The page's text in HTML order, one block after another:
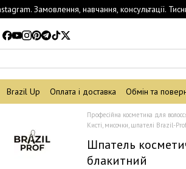
Замовлення, навчання, консультації.
Brazil Up Оплата і доставка Обмін та
Професійна косметика для
Кисті, мисочки, шпателі Brazil-Prof
Шпатель
блакитний